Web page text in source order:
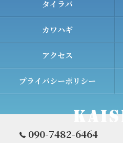
090-7482-6464
タイラバ
カワハギ
アクセス
プライバシーポリシー